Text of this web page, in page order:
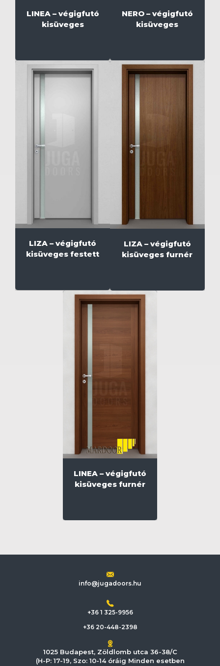
LINEA – végigfutó
kisüveges
NERO – végigfutó
kisüveges
LIZA – végigfutó
kisüveges festett
LIZA – végigfutó
kisüveges furnér
LINEA – végigfutó
kisüveges furnér
info@jugadoors.hu
+36 1 325-9956
+36 20-448-2398
1025 Budapest, Zöldlomb utca 36-38/C
(H-P: 17-19, Szo: 10-14 óráig Minden esetben